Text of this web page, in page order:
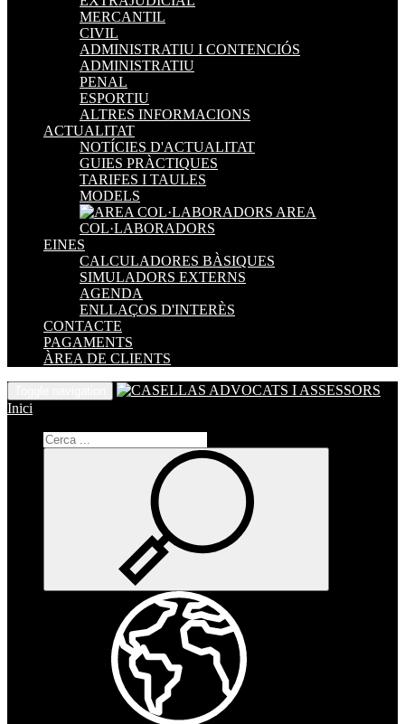
MERCANTIL
CIVIL
ADMINISTRATIU I CONTENCIÓS
ADMINISTRATIU
PENAL
ESPORTIU
ALTRES INFORMACIONS
ACTUALITAT
NOTÍCIES D'ACTUALITAT
GUIES PRÀCTIQUES
TARIFES I TAULES
MODELS
AREA
COL·LABORADORS
EINES
CALCULADORES BÀSIQUES
SIMULADORS EXTERNS
AGENDA
ENLLAÇOS D'INTERÈS
CONTACTE
PAGAMENTS
ÀREA DE CLIENTS
Inici